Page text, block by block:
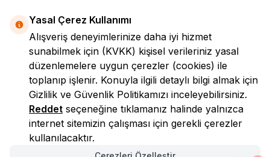
LokmanAVM
Yasal Çerez Kullanımı
Alışveriş deneyimlerinize daha iyi hizmet
sunabilmek için (KVKK) kişisel verileriniz yasal
düzenlemelere uygun çerezler (cookies) ile
toplanıp işlenir. Konuyla ilgili detaylı bilgi almak için
Gizlilik ve Güvenlik Politikamızı inceleyebilirsiniz.
Reddet seçeneğine tıklamanız halinde yalnızca
internet sitemizin çalışması için gerekli çerezler
kullanılacaktır.